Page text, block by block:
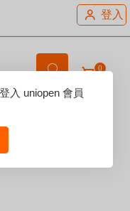
登入
0
入 uniopen 會員